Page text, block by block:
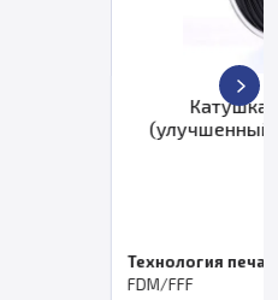
Катушка пластика PLA+
(улучшенный) ESUN 2.85 мм